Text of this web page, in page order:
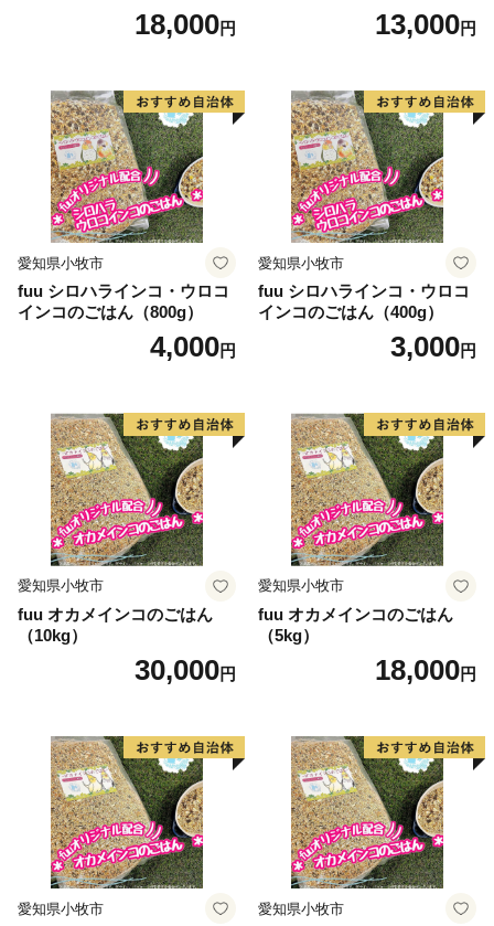
された。現在、群馬音楽センターの歴史と精神を継承･
造する劇場として建設された。
18,000円 13,000円
愛知県小牧市
fuu シロハラインコ・ウロコ
インコのごはん（800g）
4,000円
愛知県小牧市
fuu シロハラインコ・ウロコ
インコのごはん（400g）
3,000円
愛知県小牧市
fuu オカメインコのごはん
（10kg）
30,000円
愛知県小牧市
fuu オカメインコのごはん
（5kg）
18,000円
愛知県小牧市 愛知県小牧市